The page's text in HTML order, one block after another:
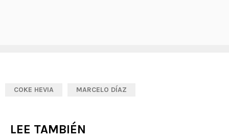
COKE HEVIA MARCELO DÍAZ
LEE TAMBIÉN